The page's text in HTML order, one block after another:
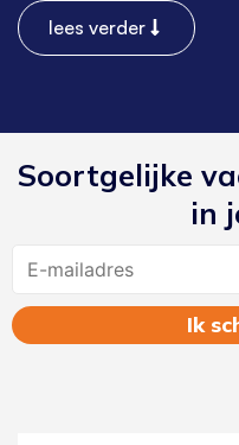
lees verder
Soortgelijke
in